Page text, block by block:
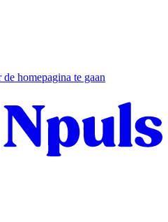
homepagina te gaan